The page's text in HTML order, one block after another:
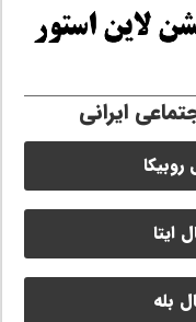
ایرانی
ایتا
بله